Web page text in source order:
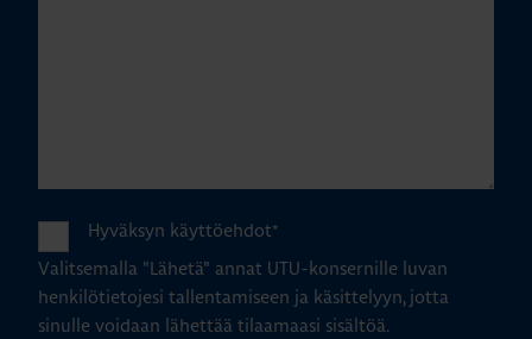
Hyväksyn käyttöehdot*
Valitsemalla "Lähetä" annat UTU-konsernille luvan
henkilötietojesi tallentamiseen ja käsittelyyn, jotta
sinulle voidaan lähettää tilaamaasi sisältöä.